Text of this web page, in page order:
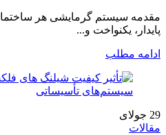
مقدمه سیستم گرمایشی هر
پایدار، یکنواخت و...
ادامه مطلب
29 جولای
مقالات